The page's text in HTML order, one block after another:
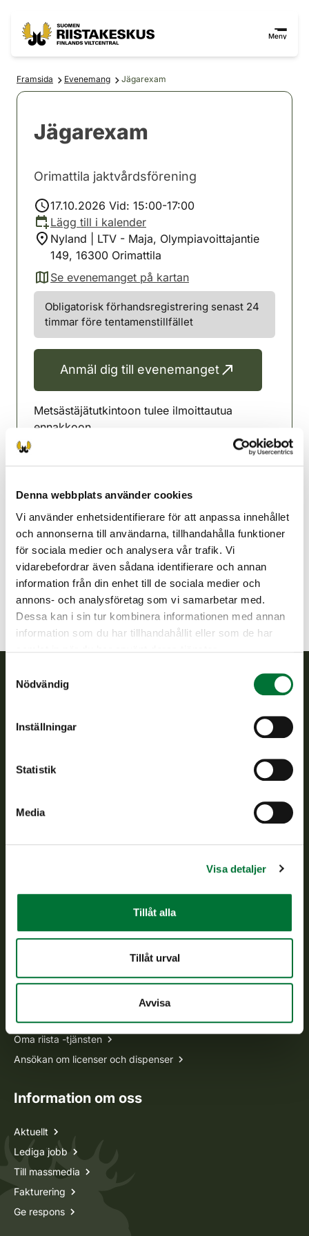
Denna webbplats använder cookies
Vi använder enhetsidentifierare för att anpassa innehållet
och annonserna till användarna, tillhandahålla funktioner
för sociala medier och analysera vår trafik. Vi
vidarebefordrar även sådana identifierare och annan
information från din enhet till de sociala medier och
annons- och analysföretag som vi samarbetar med.
Dessa kan i sin tur kombinera informationen med annan
information som du har tillhandahållit eller som de har
Nödvändig
Inställningar
Statistik
Media
Visa detaljer
Tillåt alla
Tillåt urval
Avvisa
Meny
Framsida Evenemang Jägarexam
Jägarexam
Orimattila jaktvårdsförening
17.10.2026 Vid: 15:00-17:00
Lägg till i kalender
Nyland | LTV - Maja, Olympiavoittajantie
149, 16300 Orimattila
Se evenemanget på kartan
(avautuu uuteen välilehteen)
Obligatorisk förhandsregistrering senast 24
timmar före tentamenstillfället
Anmäl dig till evenemanget
Metsästäjätutkintoon tulee ilmoittautua
ennakkoon.
Nyland
0445664720
pertti.oksanen15@gmail.com
mp. 044 566 4720
Finlands viltcentral främjar en hållbar vilthushållning, stöder
verkställs och svarar för de offentliga förvaltningsuppgifter
som föreskrivs.
Kundtjänst
tel. 029 431 2001
Ofta ställda frågor
Alla kontaktuppgifter
Jaktkort
Oma riista -tjänsten
Ansökan om licenser och dispenser
Information om oss
Aktuellt
Lediga jobb
Till massmedia
Fakturering
Ge respons